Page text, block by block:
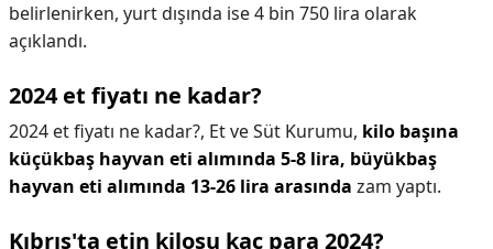
belirlenirken, yurt dışında ise 4 bin 750 lira olarak
açıklandı.
2024 et fiyatı ne kadar?
2024 et fiyatı ne kadar?, Et ve Süt Kurumu, kilo başına
küçükbaş hayvan eti alımında 5-8 lira, büyükbaş
hayvan eti alımında 13-26 lira arasında zam yaptı.
Kıbrıs'ta etin kilosu kaç para 2024?